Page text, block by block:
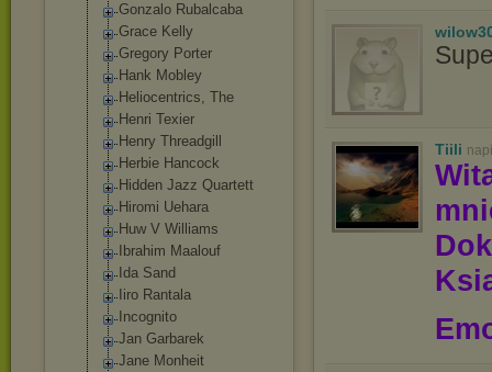
Gonzalo Rubalcaba
Grace Kelly
Gregory Porter
Hank Mobley
Heliocentrics, The
Henri Texier
Henry Threadgill
Herbie Hancock
Hidden Jazz Quartett
Hiromi Uehara
Huw V Williams
Ibrahim Maalouf
Ida Sand
Iiro Rantala
Incognito
Jan Garbarek
Jane Monheit
Tiili